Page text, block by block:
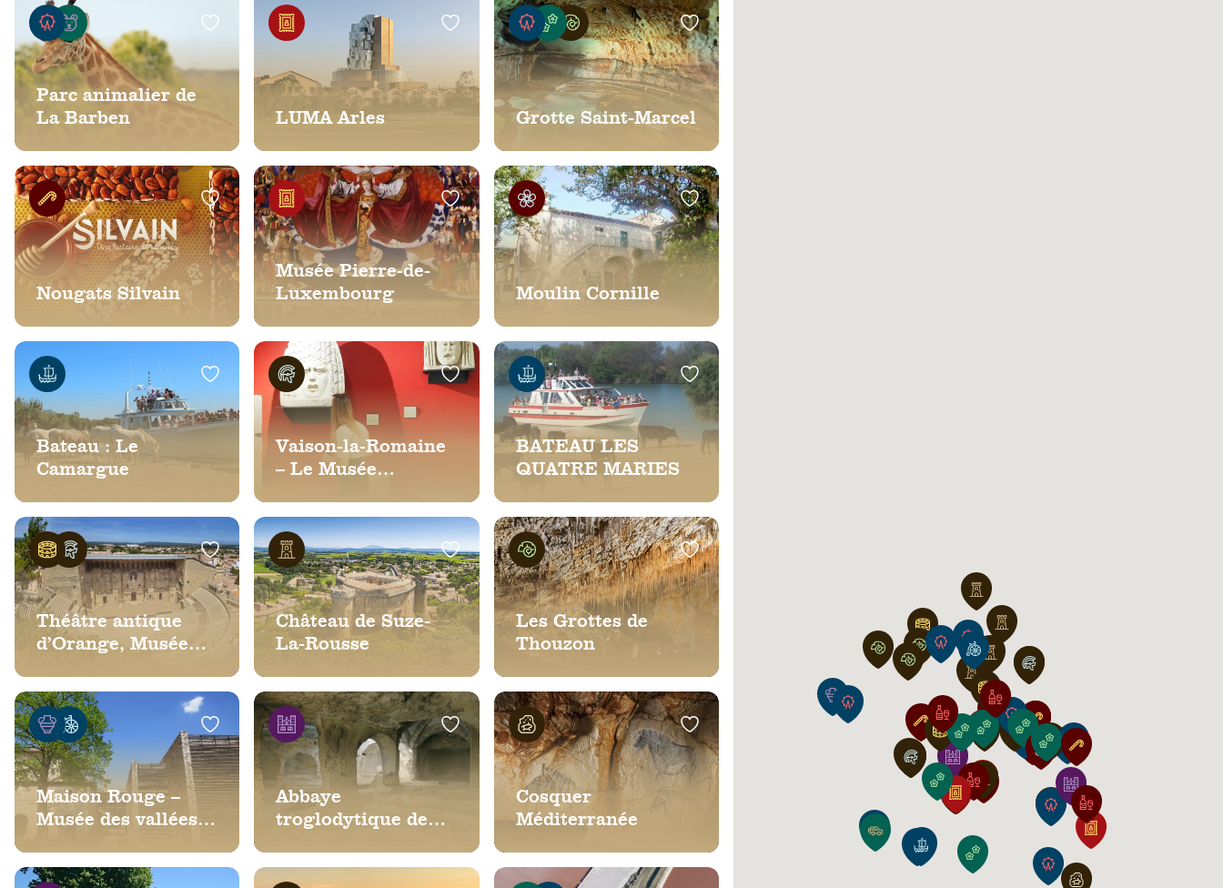
Parc animalier de
La Barben
LUMA Arles Grotte Saint-Marcel
Nougats Silvain
Musée Pierre-de-
Luxembourg
Moulin Cornille
Bateau : Le
Camargue
Vaison-la-Romaine
– Le Musée
Desplans
BATEAU LES
QUATRE MARIES
Théâtre antique
d’Orange, Musée
Arc de triomphe
Château de Suze-
La-Rousse
Les Grottes de
Thouzon
Maison Rouge –
Musée des vallées
Abbaye
troglodytique de
Cosquer
Méditerranée